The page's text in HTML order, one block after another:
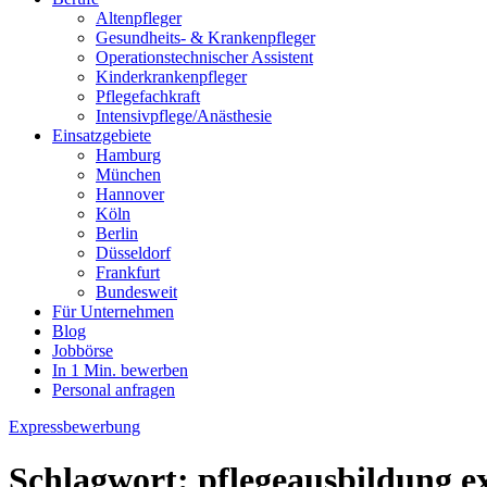
Altenpfleger
Gesundheits- & Krankenpfleger
Operationstechnischer Assistent
Kinderkrankenpfleger
Pflegefachkraft
Intensivpflege/Anästhesie
Einsatzgebiete
Hamburg
München
Hannover
Köln
Berlin
Düsseldorf
Frankfurt
Bundesweit
Für Unternehmen
Blog
Jobbörse
In 1 Min. bewerben
Personal anfragen
Expressbewerbung